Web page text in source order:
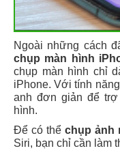
Ngoài những cách
chụp màn hình
chụp màn hình chỉ
iPhone. Với tính
anh đơn giản để
hình.
Để có thể chụp ảnh
Siri, bạn chỉ cần làm